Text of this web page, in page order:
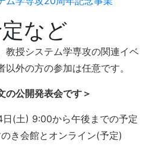
など
教授システム学専攻の関連イベ
外の方の参加は任意です。
の公開発表会です＞
(土) 9:00から午後までの予定
き会館とオンライン(予定)